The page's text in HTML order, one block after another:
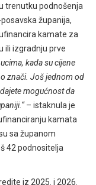
trenutku podnošenja
županija,
kamate za
ili izgradnju prve
kada su cijene
znači. Još jednom od
mogućnost da
– istaknula je
kamata
sa županom
42 podnositelja
iz 2025. i 2026.